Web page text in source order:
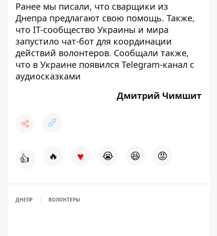
Ранее мы писали, что сварщики из
Днепра предлагают свою помощь. Также,
что IT-сообщество Украины и мира
запустило чат-бот для координации
действий волонтеров. Сообщали также,
что в Украине появился Telegram-канал с
аудиосказками
Дмитрий Чимшит
👍 🔥 ♥ 😭 😆 😡
ДНЕПР ВОЛОНТЕРЫ